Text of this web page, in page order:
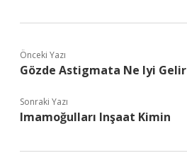
Önceki Yazı
Gözde Astigmata Ne Iyi Gelir
Sonraki Yazı
Imamoğulları Inşaat Kimin